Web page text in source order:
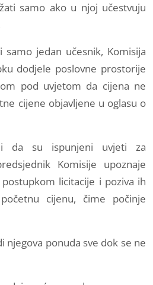
samo ako u njoj učestvuju
jedan učesnik, Komisija
dodjele poslovne prostorije
pod uvjetom da cijena ne
cijene objavljene u oglasu o
da su ispunjeni uvjeti za
Komisije upoznaje
licitacije i poziva ih
cijenu, čime počinje
njegova ponuda sve dok se ne